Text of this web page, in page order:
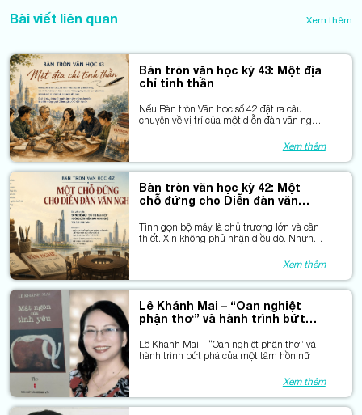
Bài viết liên quan Xem thêm
Bàn tròn văn học kỳ 43: Một địa
chỉ tinh thần
Nếu Bàn tròn Văn học số 42 đặt ra câu
chuyện về vị trí của một diễn đàn văn nghệ
thì ở số này, chúng tôi muốn lắng nghe
những cảm nhận từ chính những người đã
từng gắn bó với diễn đàn ấy.
Xem thêm
Bàn tròn văn học kỳ 42: Một
chỗ đứng cho Diễn đàn văn
Tinh gọn bộ máy là chủ trương lớn và cần
thiết. Xin không phủ nhận điều đó. Nhưng
chế, có những giá trị rất khó cân đong bằng
Xem thêm
Lê Khánh Mai – “Oan nghiệt
phận thơ” và hành trình bứt
Lê Khánh Mai – “Oan nghiệt phận thơ” và
hành trình bứt phá của một tâm hồn nữ
Xem thêm